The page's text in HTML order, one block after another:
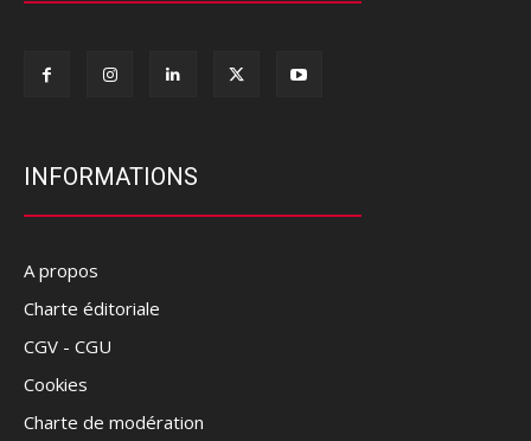
INFORMATIONS
A propos
Charte éditoriale
CGV - CGU
Cookies
Charte de modération